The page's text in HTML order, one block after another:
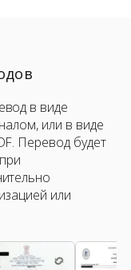
в виде
или в виде
Перевод будет
или